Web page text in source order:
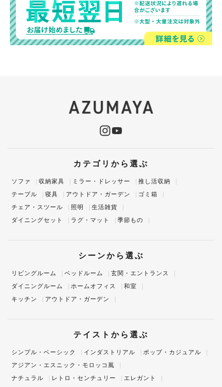
カテゴリから選ぶ
ソファ 収納家具 ミラー・ドレッサー
推し活収納
テーブル
寝具 アウトドア・ガーデン
ゴミ箱
チェア・スツール
照明
生活雑貨
ダイニングセット
ラグ・マット 季節もの
シーンから選ぶ
リビングルーム ベッドルーム
玄関・エントランス
ダイニングルーム
ホームオフィス
和室
キッチン
アウトドア・ガーデン
テイストから選ぶ
シンプル・ベーシック インダストリアル
ポップ・カジュアル
アジアン・エスニック・モロッコ風
ナチュラル
レトロ・センチュリー
エレガント